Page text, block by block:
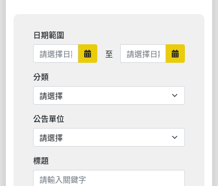
日期範圍
日期範圍開始
至 日期範圍結束 日期範圍
分類
公告單位
標題